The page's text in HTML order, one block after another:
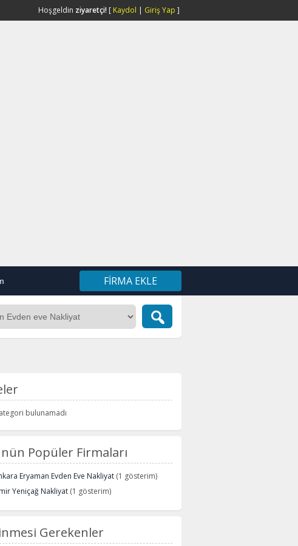
Hoşgeldin ziyaretçi! [ Kaydol | Giriş Yap ]
FIRMA EKLE
bulunamadı
Popüler Firmaları
Eryaman Evden Eve Nakliyat (1 gösterim)
Yeniçağ Nakliyat (1 gösterim)
Gerekenler